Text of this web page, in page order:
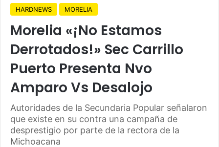
HARDNEWS MORELIA
Morelia «¡No Estamos
Derrotados!» Sec Carrillo
Puerto Presenta Nvo
Amparo Vs Desalojo
Autoridades de la Secundaria Popular señalaron
que existe en su contra una campaña de
desprestigio por parte de la rectora de la
Michoacana